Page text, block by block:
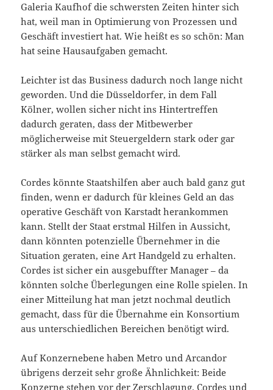
Galeria Kaufhof die schwersten Zeiten hinter sich
hat, weil man in Optimierung von Prozessen und
Geschäft investiert hat. Wie heißt es so schön: Man
hat seine Hausaufgaben gemacht.
Leichter ist das Business dadurch noch lange nicht
geworden. Und die Düsseldorfer, in dem Fall
Kölner, wollen sicher nicht ins Hintertreffen
dadurch geraten, dass der Mitbewerber
möglicherweise mit Steuergeldern stark oder gar
stärker als man selbst gemacht wird.
Cordes könnte Staatshilfen aber auch bald ganz gut
finden, wenn er dadurch für kleines Geld an das
operative Geschäft von Karstadt herankommen
kann. Stellt der Staat erstmal Hilfen in Aussicht,
dann könnten potenzielle Übernehmer in die
Situation geraten, eine Art Handgeld zu erhalten.
Cordes ist sicher ein ausgebuffter Manager – da
könnten solche Überlegungen eine Rolle spielen. In
einer Mitteilung hat man jetzt nochmal deutlich
gemacht, dass für die Übernahme ein Konsortium
aus unterschiedlichen Bereichen benötigt wird.
Auf Konzernebene haben Metro und Arcandor
übrigens derzeit sehr große Ähnlichkeit: Beide
Konzerne stehen vor der Zerschlagung. Cordes und